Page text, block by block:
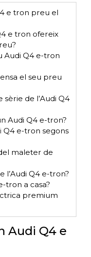
e tron preu el
e tron ofereix
Q4 e-tron
el seu preu
de l’Audi Q4
Audi Q4 e-tron?
Q4 e-tron segons
maleter de
l’Audi Q4 e-tron?
tron a casa?
premium
Audi Q4 e